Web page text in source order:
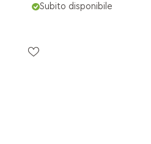
Subito disponibile